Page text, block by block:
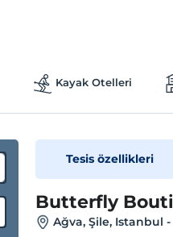
Kayak Otelleri
Tesis özellikleri
Butterfly
Ağva, Şile, Istanbul -